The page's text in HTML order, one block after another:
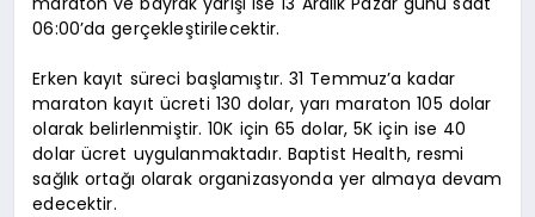
06:00’da gerçekleştirilecektir.
Erken kayıt süreci başlamıştır. 31 Temmuz’a kadar
maraton kayıt ücreti 130 dolar, yarı maraton 105 dolar
olarak belirlenmiştir. 10K için 65 dolar, 5K için ise 40
dolar ücret uygulanmaktadır. Baptist Health, resmi
sağlık ortağı olarak organizasyonda yer almaya devam
edecektir.